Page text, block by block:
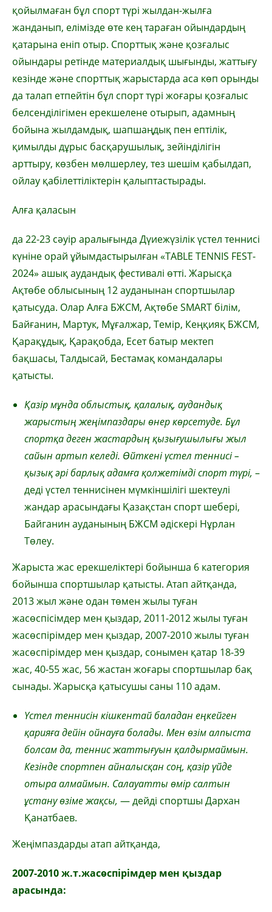
қойылмаған бұл спорт түрі жылдан-жылға
жанданып, елімізде өте кең тараған ойындардың
қатарына еніп отыр. Спорттық және қозғалыс
ойындары ретінде материалдық шығынды, жаттығу
кезінде және спорттық жарыстарда аса көп орынды
да талап етпейтін бұл спорт түрі жоғары қозғалыс
белсенділігімен ерекшелене отырып, адамның
бойына жылдамдық, шапшаңдық пен ептілік,
қимылды дұрыс басқарушылық, зейінділігін
арттыру, көзбен мөлшерлеу, тез шешім қабылдап,
ойлау қабілеттіліктерін қалыптастырады.
Алға қаласын
да 22-23 сәуір аралығында Дүиежүзілік үстел теннисі
күніне орай ұйымдастырылған «TABLE TENNIS FEST-
2024» ашық аудандық фестивалі өтті. Жарысқа
Ақтөбе облысының 12 ауданынан спортшылар
қатысуда. Олар Алға БЖСМ, Ақтөбе SMART білім,
Байғанин, Мартук, Мұғалжар, Темір, Кеңқияқ БЖСМ,
Қарақұдық, Қарақобда, Есет батыр мектеп
бақшасы, Талдысай, Бестамақ командалары
қатысты.
Қазір мұнда облыстық, қалалық, аудандық
жарыстың жеңімпаздары өнер көрсетуде. Бұл
спортқа деген жастардың қызығушылығы жыл
сайын артып келеді. Өйткені үстел теннисі –
қызық әрі барлық адамға қолжетімді спорт түрі, –
деді үстел теннисінен мүмкіншілігі шектеулі
жандар арасындағы Қазақстан спорт шебері,
Байганин ауданының БЖСМ әдіскері Нұрлан
Төлеу.
Жарыста жас ерекшеліктері бойынша 6 категория
бойынша спортшылар қатысты. Атап айтқанда,
2013 жыл және одан төмен жылы туған
жасөспісімдер мен қыздар, 2011-2012 жылы туған
жасөспірімдер мен қыздар, 2007-2010 жылы туған
жасөспірімдер мен қыздар, сонымен қатар 18-39
жас, 40-55 жас, 56 жастан жоғары спортшылар бақ
сынады. Жарысқа қатысушы саны 110 адам.
Үстел теннисін кішкентай баладан еңкейген
қарияға дейін ойнауға болады. Мен өзім алпыста
болсам да, теннис жаттығуын қалдырмаймын.
Кезінде спортпен айналысқан соң, қазір үйде
отыра алмаймын. Салауатты өмір салтын
ұстану өзіме жақсы, — дейді спортшы Дархан
Қанатбаев.
Жеңімпаздарды атап айтқанда,
2007-2010 ж.т.жасөспірімдер мен қыздар
арасында: